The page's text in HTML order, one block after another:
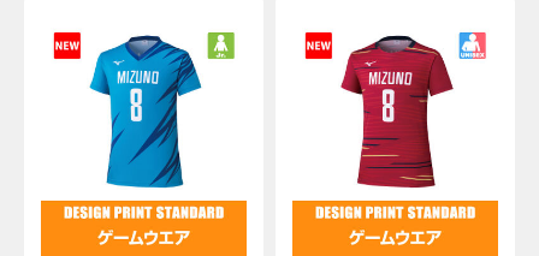
Actions
Actions